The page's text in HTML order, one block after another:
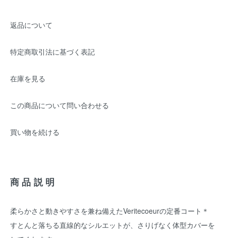
返品について
特定商取引法に基づく表記
在庫を見る
この商品について問い合わせる
買い物を続ける
商品説明
柔らかさと動きやすさを兼ね備えたVeritecoeurの定番コート＊
すとんと落ちる直線的なシルエットが、さりげなく体型カバーを